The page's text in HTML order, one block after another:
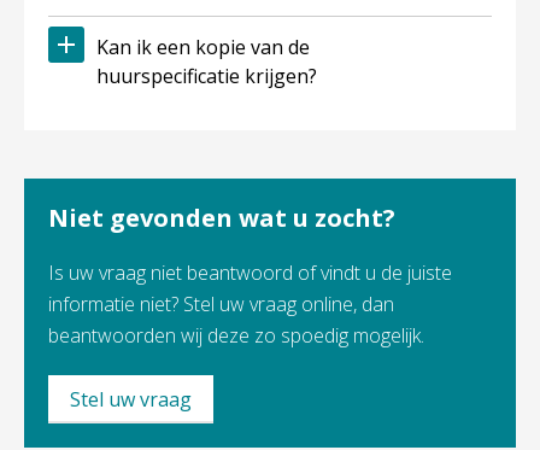
Kan ik een kopie van de
huurspecificatie krijgen?
Niet gevonden wat u zocht?
Is uw vraag niet beantwoord of vindt u de juiste
informatie niet? Stel uw vraag online, dan
beantwoorden wij deze zo spoedig mogelijk.
Stel uw vraag